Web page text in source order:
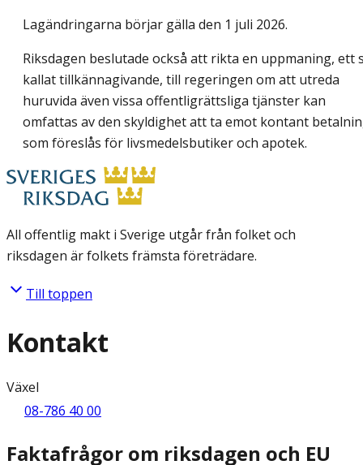
Lagändringarna börjar gälla den 1 juli 2026.
Riksdagen beslutade också att rikta en uppmaning, ett
kallat tillkännagivande, till regeringen om att utreda
huruvida även vissa offentligrättsliga tjänster kan
omfattas av den skyldighet att ta emot kontant
som föreslås för livsmedelsbutiker och apotek.
All offentlig makt i Sverige utgår från folket och
riksdagen är folkets främsta företrädare.
Till toppen
Kontakt
Växel
08-786 40 00
Faktafrågor om riksdagen och EU